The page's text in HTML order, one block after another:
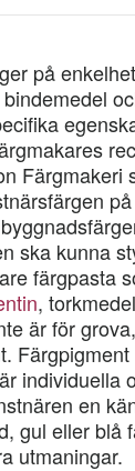
på
Färgmakeri
ska kunna
färgpasta
,
är för
individuella
en
gul eller blå
utmaningar.